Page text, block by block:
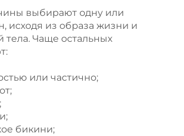
выбирают одну или
исходя из образа жизни и
тела. Чаще остальных
или частично;
бикини;